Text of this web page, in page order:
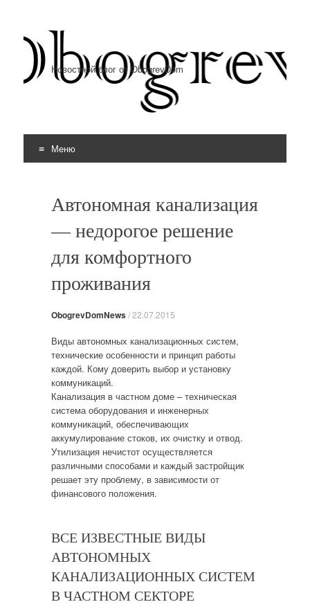
Новостной блог от ObogrevDom
Меню
Автономная канализация
— недорогое решение
для комфортного
проживания
ObogrevDomNews/22.07.2015
Виды автономных канализационных систем,
технические особенности и принцип работы
каждой. Кому доверить выбор и установку
коммуникаций.
Канализация в частном доме – техническая
система оборудования и инженерных
коммуникаций, обеспечивающих
аккумулирование стоков, их очистку и отвод.
Утилизация нечистот осуществляется
различными способами и каждый застройщик
решает эту проблему, в зависимости от
финансового положения.
ВСЕ ИЗВЕСТНЫЕ ВИДЫ
АВТОНОМНЫХ
КАНАЛИЗАЦИОННЫХ СИСТЕМ
В ЧАСТНОМ СЕКТОРЕ